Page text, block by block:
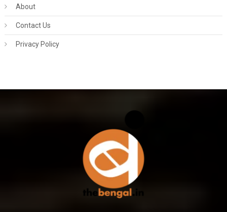
About
Contact Us
Privacy Policy